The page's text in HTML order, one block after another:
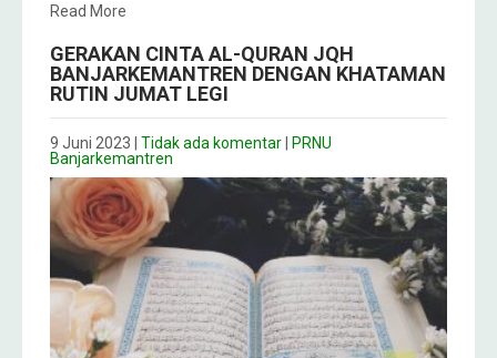
Read More
GERAKAN CINTA AL-QURAN JQH
BANJARKEMANTREN DENGAN KHATAMAN
RUTIN JUMAT LEGI
9 Juni 2023 Tidak ada komentar
PRNU
Banjarkemantren